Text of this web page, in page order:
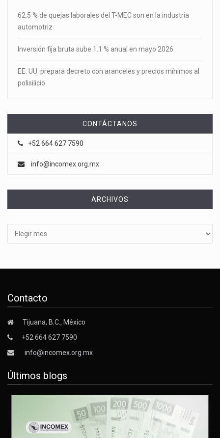
62.5 % de quejas laborales del T-MEC son en la industria
automotriz
Inversión fija bruta sube 1.1 % anual en mayo 2026
EE. UU. prepara decreto con aranceles y precios mínimos al
polisilicio
CONTÁCTANOS
+52 664 627 7590
info@incomex.org.mx
ARCHIVOS
Contacto
Tijuana, B.C., México
+52 664 627 7590
info@incomex.org.mx
Últimos blogs